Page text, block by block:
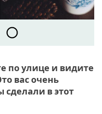
по улице и видите
вас очень
сделали в этот